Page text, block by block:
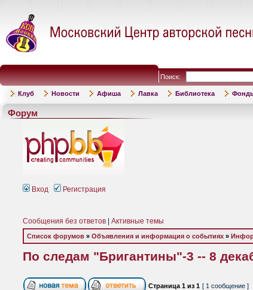
Поиск:
Клуб Новости Афиша Лавка Библиотека
Форум
Вход Регистрация
Сообщения без ответов Активные темы
Список форумов » Объявления и информация о событиях »
По следам "Бригантины"-3 -- 8
Страница 1 из 1 [ 1 сообщение ]